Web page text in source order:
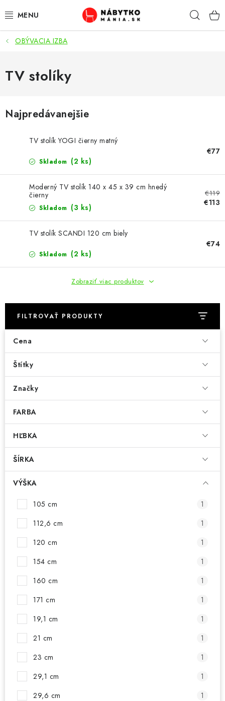
na
VÝPREDAJ
NOVINKY
KUCHYŇA
PREDSIENE
PRACOVŇA / KANCELÁRIA
DETSKÉ A ŠTUDENTSKÉ
DOPLNKY A DEKORÁCIE
ZÁHRADA
CHOVATEĽSKÉ POTREBY
Kontakty
Reklamácie a odstúpenie od zmluvy
Obchodné podmienky 2024
OBÝVACIA IZBA
TV stolíky
Najpredávanejšie
TV stolík YOGI čierny matný
Skladom (2 ks)
€77
Moderný TV stolík 140 x 45 x 39 cm hnedý
čierny
Skladom (3 ks)
€119
€113
TV stolík SCANDI 120 cm biely
Skladom (2 ks)
€74
Zobraziť viac produktov
FILTROVAŤ PRODUKTY
Cena
Štítky
Značky
FARBA
HĽBKA
ŠÍRKA
VÝŠKA
105 cm
1
112,6 cm
1
120 cm
1
154 cm
1
160 cm
1
171 cm
1
19,1 cm
1
21 cm
1
23 cm
1
29,1 cm
1
29,6 cm
1